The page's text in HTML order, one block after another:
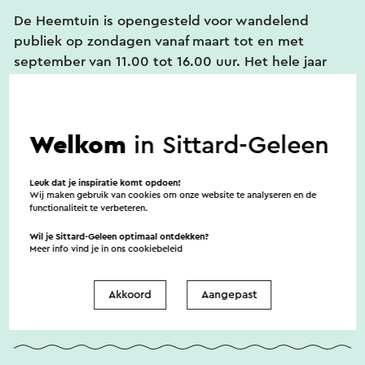
Er zijn enkele bijenkasten aanwezig in onze
Heemtuin met bijenvolken, die worden verzorgd
door onze imkers.Ook is een vogelkijkwand
met daarop foto’s en informatie over de in dit
De Heemtuin is opengesteld voor wandelend
publiek op zondagen vanaf maart tot en met
september van 11.00 tot 16.00 uur. Het hele jaar
9.00 en 12.00 uur. Bij slechte
gesloten. Buiten deze tijden is het voor groepen
mogelijk om een afspraak voor een bezoek te
de website.
Toegankelijkheid
Welkom in Sittard-Geleen
Leuk dat je inspiratie komt opdoen!
Wij maken gebruik van cookies om onze website te analyseren en de
functionaliteit te verbeteren.
Wil je Sittard-Geleen optimaal ontdekken?
Meer info vind je in onscookiebeleid
Akkoord Aangepast